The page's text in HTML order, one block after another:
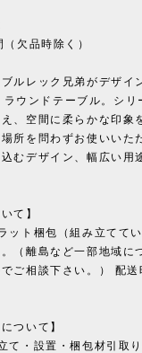
欠品時除く）
ルレック兄弟がデザイ
ウンドテーブル。シリ
、空間に柔らかな印象
所を問わずお使いいた
むデザイン、幅広い用
て】
ット梱包（組み立てて
（離島など一部地域に
ご相談下さい。） 配送
ついて】
て・設置・梱包材引取